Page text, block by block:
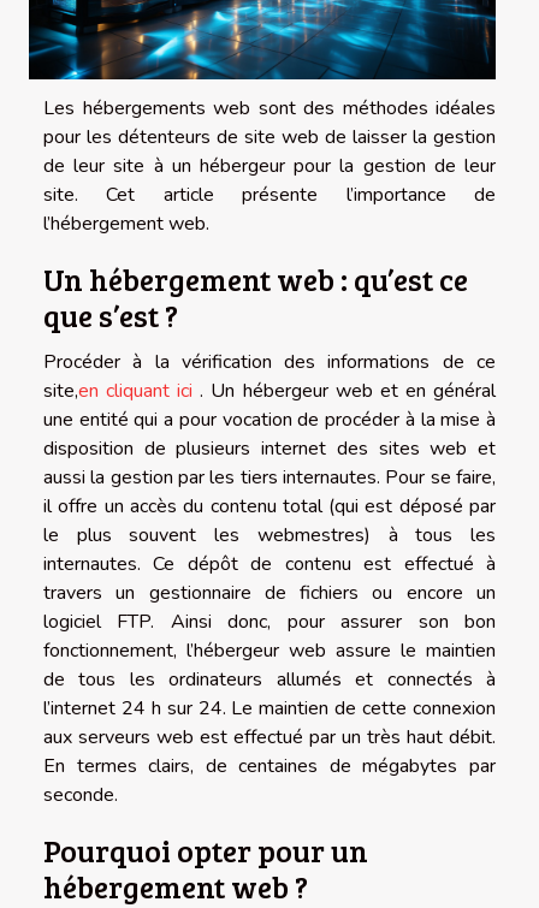
Les hébergements web sont des méthodes idéales
pour les détenteurs de site web de laisser la gestion
de leur site à un hébergeur pour la gestion de leur
site. Cet article présente l’importance de
l’hébergement web.
Un hébergement web : qu’est ce
que s’est ?
Procéder à la vérification des informations de ce
site,en cliquant ici . Un hébergeur web et en général
une entité qui a pour vocation de procéder à la mise à
disposition de plusieurs internet des sites web et
aussi la gestion par les tiers internautes. Pour se faire,
il offre un accès du contenu total (qui est déposé par
le plus souvent les webmestres) à tous les
internautes. Ce dépôt de contenu est effectué à
travers un gestionnaire de fichiers ou encore un
logiciel FTP. Ainsi donc, pour assurer son bon
fonctionnement, l’hébergeur web assure le maintien
de tous les ordinateurs allumés et connectés à
l’internet 24 h sur 24. Le maintien de cette connexion
aux serveurs web est effectué par un très haut débit.
En termes clairs, de centaines de mégabytes par
seconde.
Pourquoi opter pour un
hébergement web ?